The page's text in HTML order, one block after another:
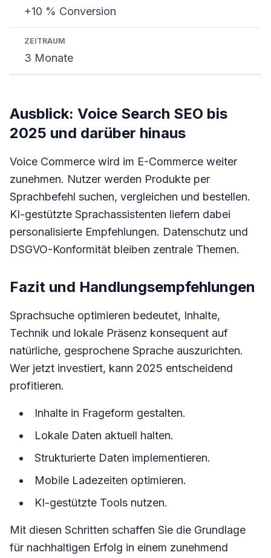
+10 % Conversion
3 Monate
Ausblick: Voice Search SEO bis
2025 und darüber hinaus
Voice Commerce wird im E-Commerce weiter
zunehmen. Nutzer werden Produkte per
Sprachbefehl suchen, vergleichen und bestellen.
KI-gestützte Sprachassistenten liefern dabei
personalisierte Empfehlungen. Datenschutz und
DSGVO-Konformität bleiben zentrale Themen.
Fazit und Handlungsempfehlungen
Sprachsuche optimieren bedeutet, Inhalte,
Technik und lokale Präsenz konsequent auf
natürliche, gesprochene Sprache auszurichten.
Wer jetzt investiert, kann 2025 entscheidend
profitieren.
Inhalte in Frageform gestalten.
Lokale Daten aktuell halten.
Strukturierte Daten implementieren.
Mobile Ladezeiten optimieren.
KI-gestützte Tools nutzen.
Mit diesen Schritten schaffen Sie die Grundlage
für nachhaltigen Erfolg in einem zunehmend